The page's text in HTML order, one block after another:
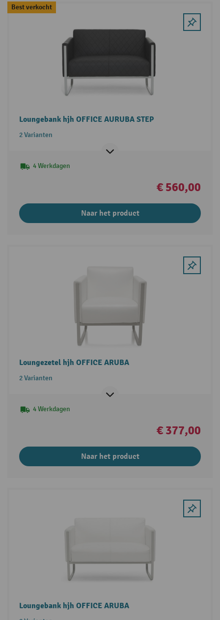
Best verkocht
Loungebank hjh OFFICE AURUBA STEP
2 Varianten
4 Werkdagen
€ 560,00
Naar het product
Loungezetel hjh OFFICE ARUBA
2 Varianten
4 Werkdagen
€ 377,00
Naar het product
Loungebank hjh OFFICE ARUBA